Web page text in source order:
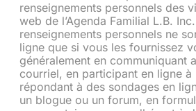
renseignements personnels des
web de l’Agenda Familial L.B.
renseignements personnels ne
ligne que si vous les fournissez
généralement en communiquant
courriel, en participant en ligne à
répondant à des sondages en
un blogue ou un forum, en